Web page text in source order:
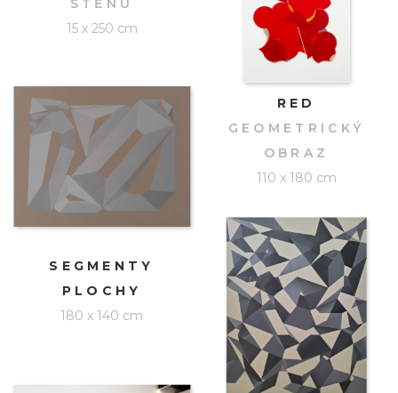
STĚNU
15 x 250 cm
SEGMENTY
PLOCHY
180 x 140 cm
RED
GEOMETRICKÝ
OBRAZ
110 x 180 cm